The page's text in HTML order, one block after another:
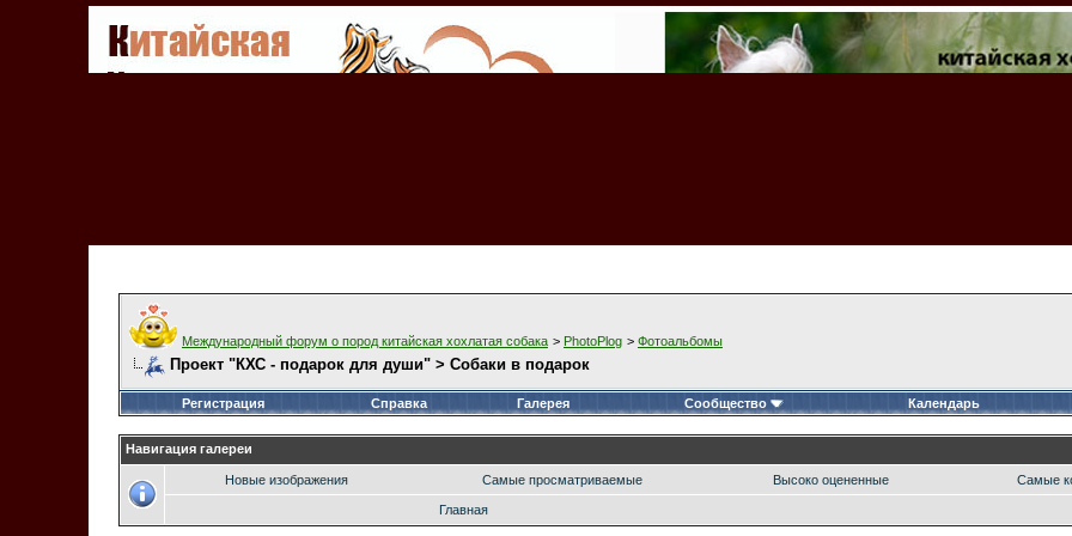
Международный форум о пород китайская хохлатая собака > PhotoPlog > Фотоальбомы
Проект "КХС - подарок для души" > Собаки в подарок
Регистрация Справка Галерея Сообщество Календарь
Навигация галереи
Новые изображения Самые просматриваемые Высоко оцененные Самые
Главная